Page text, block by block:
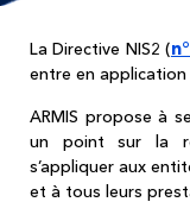
La Directive NIS2 (
entre en
ARMIS propose à
un point sur la
s’appliquer aux
et à tous leurs